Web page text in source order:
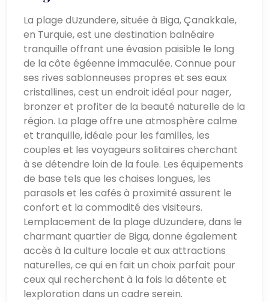
La plage dUzundere, située à Biga, Çanakkale,
en Turquie, est une destination balnéaire
tranquille offrant une évasion paisible le long
de la côte égéenne immaculée. Connue pour
ses rives sablonneuses propres et ses eaux
cristallines, cest un endroit idéal pour nager,
bronzer et profiter de la beauté naturelle de la
région. La plage offre une atmosphère calme
et tranquille, idéale pour les familles, les
couples et les voyageurs solitaires cherchant
à se détendre loin de la foule. Les équipements
de base tels que les chaises longues, les
parasols et les cafés à proximité assurent le
confort et la commodité des visiteurs.
Lemplacement de la plage dUzundere, dans le
charmant quartier de Biga, donne également
accès à la culture locale et aux attractions
naturelles, ce qui en fait un choix parfait pour
ceux qui recherchent à la fois la détente et
lexploration dans un cadre serein.